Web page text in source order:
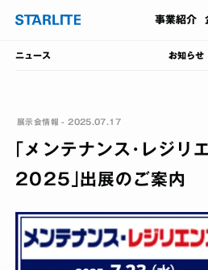
事業紹介
ニュース お知らせ
展示会情報 - 2025.07.17
｢メンテナンス･レジ
2025｣出展のご案内